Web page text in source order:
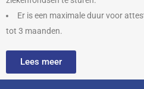
Er is een maximale duur voor
tot 3 maanden.
Lees meer